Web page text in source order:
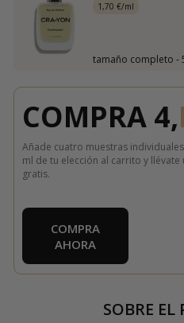
1,70 €/ml
tamaño completo -
COMPRA 4,
Añade cuatro muestras
ml de tu elección al carrito y llévate
gratis.
COMPRA
AHORA
SOBRE EL